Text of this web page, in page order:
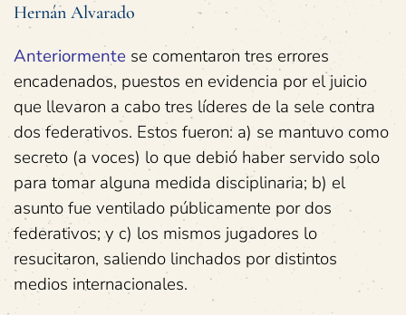
Hernán Alvarado
Anteriormente se comentaron tres errores
encadenados, puestos en evidencia por el juicio
que llevaron a cabo tres líderes de la sele contra
dos federativos. Estos fueron: a) se mantuvo como
secreto (a voces) lo que debió haber servido solo
para tomar alguna medida disciplinaria; b) el
asunto fue ventilado públicamente por dos
federativos; y c) los mismos jugadores lo
resucitaron, saliendo linchados por distintos
medios internacionales.